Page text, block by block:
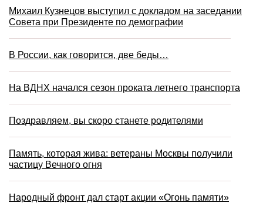
Михаил Кузнецов выступил с докладом на заседании
Совета при Президенте по демографии
В России, как говорится, две беды…
На ВДНХ начался сезон проката летнего транспорта
Поздравляем, вы скоро станете родителями
Память, которая жива: ветераны Москвы получили
частицу Вечного огня
Народный фронт дал старт акции «Огонь памяти»